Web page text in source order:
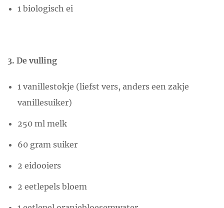
1 biologisch ei
3. De vulling
1 vanillestokje (liefst vers, anders een zakje
vanillesuiker)
250 ml melk
60 gram suiker
2 eidooiers
2 eetlepels bloem